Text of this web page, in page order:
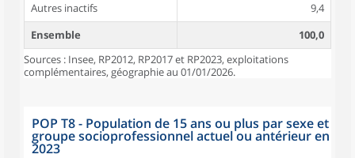
Autres inactifs
9,4
Ensemble
100,0
Sources : Insee, RP2012, RP2017 et RP2023, exploitations
complémentaires, géographie au 01/01/2026.
POP T8 - Population de 15 ans ou plus par sexe et
groupe socioprofessionnel actuel ou antérieur en
2023